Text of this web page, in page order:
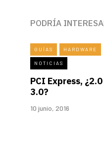
PODRÍA
GUÍAS HARDWARE
NOTICIAS
PCI Express,
3.0?
10 junio, 2016